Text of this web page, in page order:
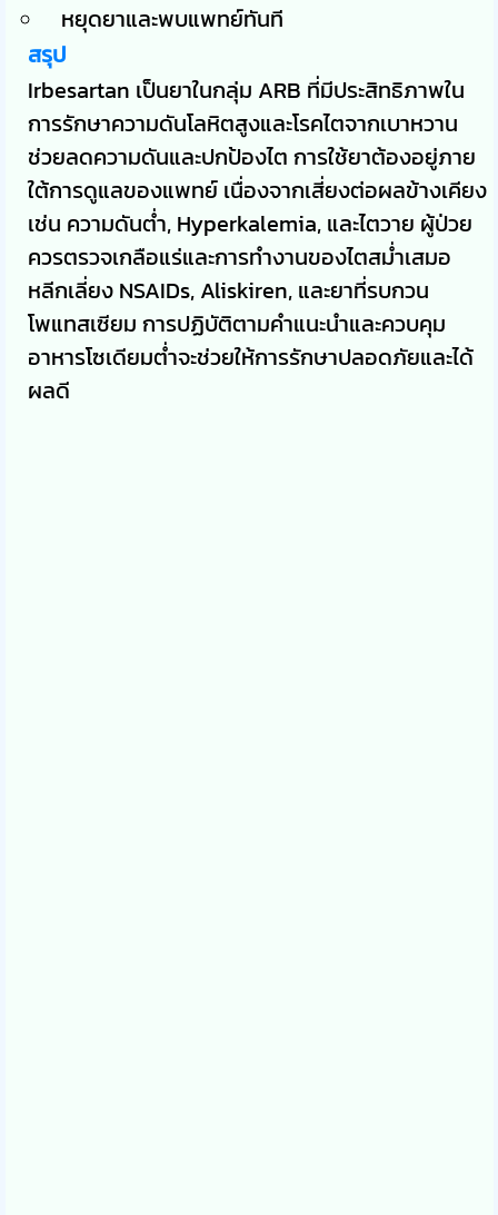
หยุดยาและพบแพทย์ทันที
สรุป
Irbesartan เป็นยาในกลุ่ม ARB ที่มีประสิทธิภาพใน
การรักษาความดันโลหิตสูงและโรคไตจากเบาหวาน
ช่วยลดความดันและปกป้องไต การใช้ยาต้องอยู่ภาย
ใต้การดูแลของแพทย์ เนื่องจากเสี่ยงต่อผลข้างเคียง
เช่น ความดันต่ำ, Hyperkalemia, และไตวาย ผู้ป่วย
ควรตรวจเกลือแร่และการทำงานของไตสม่ำเสมอ
หลีกเลี่ยง NSAIDs, Aliskiren, และยาที่รบกวน
โพแทสเซียม การปฏิบัติตามคำแนะนำและควบคุม
อาหารโซเดียมต่ำจะช่วยให้การรักษาปลอดภัยและได้
ผลดี